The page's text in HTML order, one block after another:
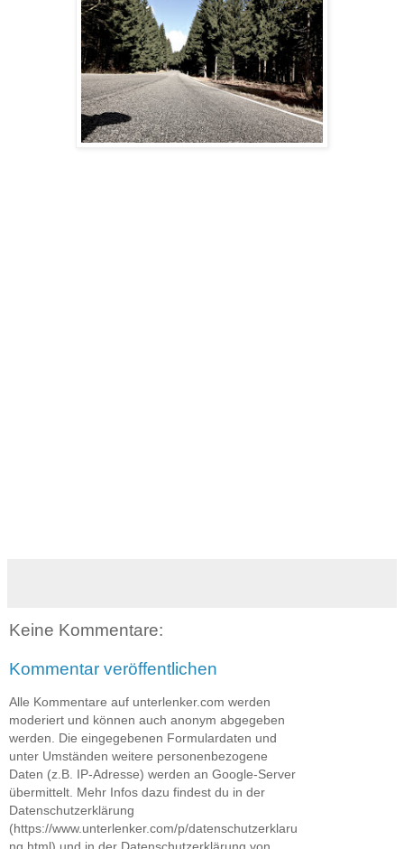
Keine Kommentare:
Kommentar veröffentlichen
Alle Kommentare auf unterlenker.com werden
moderiert und können auch anonym abgegeben
werden. Die eingegebenen Formulardaten und
unter Umständen weitere personenbezogene
Daten (z.B. IP-Adresse) werden an Google-Server
übermittelt. Mehr Infos dazu findest du in der
Datenschutzerklärung
(https://www.unterlenker.com/p/datenschutzerklaru
ng.html) und in der Datenschutzerklärung von